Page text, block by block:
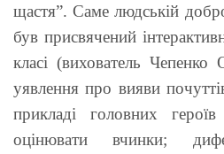
щастя”.Саме людській
був присвячений
класі (вихователь
уявлення про вияви
прикладі головних героїв
оцінювати вчинки;